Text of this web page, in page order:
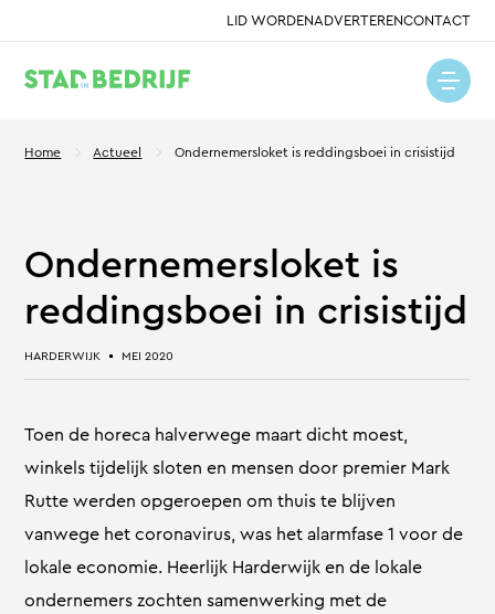
LID WORDENADVERTERENCONTACT
Home Actueel Ondernemersloket is reddingsboei in crisistijd
Ondernemersloket is
reddingsboei in crisistijd
HARDERWIJK MEI 2020
Toen de horeca halverwege maart dicht moest,
winkels tijdelijk sloten en mensen door premier Mark
Rutte werden opgeroepen om thuis te blijven
vanwege het coronavirus, was het alarmfase 1 voor de
lokale economie. Heerlijk Harderwijk en de lokale
ondernemers zochten samenwerking met de